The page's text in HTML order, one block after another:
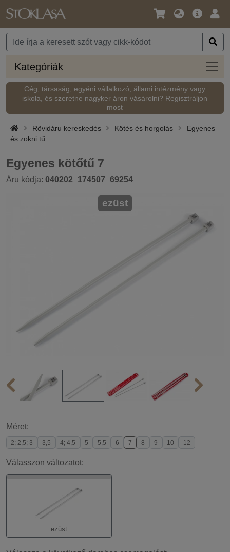
Nyelv
Pénznem
Fő
Kategóriák
Cég, társaság, egyéni vállalkozó, állami intézmény vagy
iskola, és szeretne nagyker áron vásárolni? Regisztráljon
most
Rövidáru kereskedés Kötés és horgolás
Egyenes
és zokni tű
Egyenes kötőtű 7
Áru kódja: 040202_174507_69254
ezüst
Méret:
2; 2,5; 3 3,5 4; 4,5 5 5,5 6 7 8 9 10 12
Válasszon változatot:
ezüst